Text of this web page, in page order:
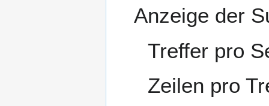
Anzeige der
Treffer pro
Zeilen pro